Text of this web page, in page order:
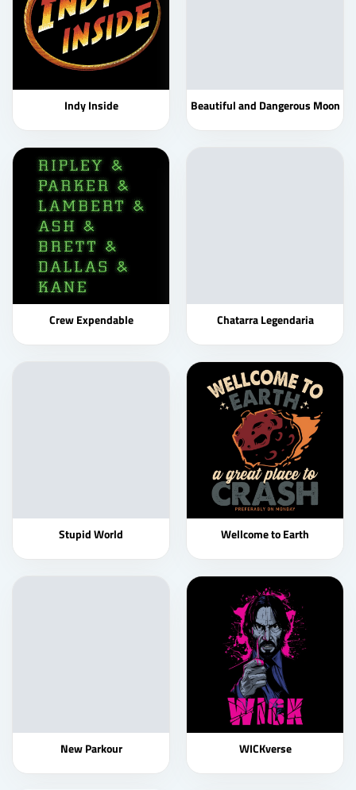
Indy Inside Beautiful and Dangerous Moon
Crew Expendable Chatarra Legendaria
Stupid World Wellcome to Earth
New Parkour WICKverse